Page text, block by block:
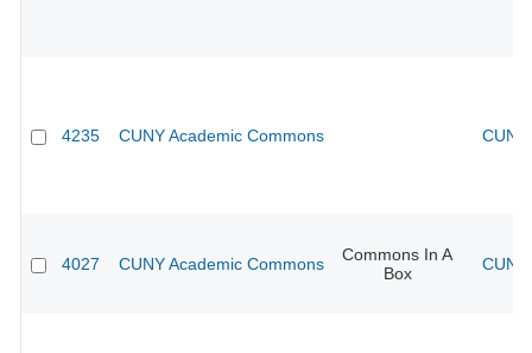
4235 CUNY Academic Commons
4027 CUNY Academic Commons
Commons In A
Box